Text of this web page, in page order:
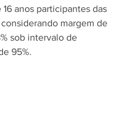
16 anos participantes das
margem de
sob intervalo de
95%.